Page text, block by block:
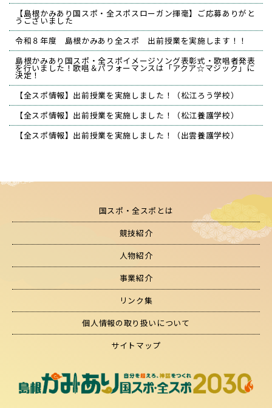
【島根かみあり国スポ・全スポスローガン揮毫】ご応募ありがと
うございました
令和８年度 島根かみあり全スポ 出前授業を実施します！！
島根かみあり国スポ・全スポイメージソング表彰式・歌唱者発表
を行いました！歌唱＆パフォーマンスは「アクア☆マジック」に
決定！
【全スポ情報】出前授業を実施しました！（松江ろう学校）
【全スポ情報】出前授業を実施しました！（松江養護学校）
【全スポ情報】出前授業を実施しました！（出雲養護学校）
国スポ・全スポとは
競技紹介
人物紹介
事業紹介
リンク集
個人情報の取り扱いについて
サイトマップ